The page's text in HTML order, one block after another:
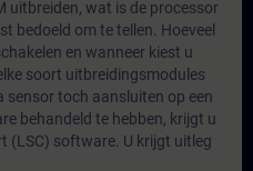
uitbreiden, wat is de processor
bedoeld om te tellen. Hoeveel
en wanneer kiest u
soort uitbreidingsmodules
sensor toch aansluiten op een
behandeld te hebben, krijgt u
(LSC) software. U krijgt uitleg